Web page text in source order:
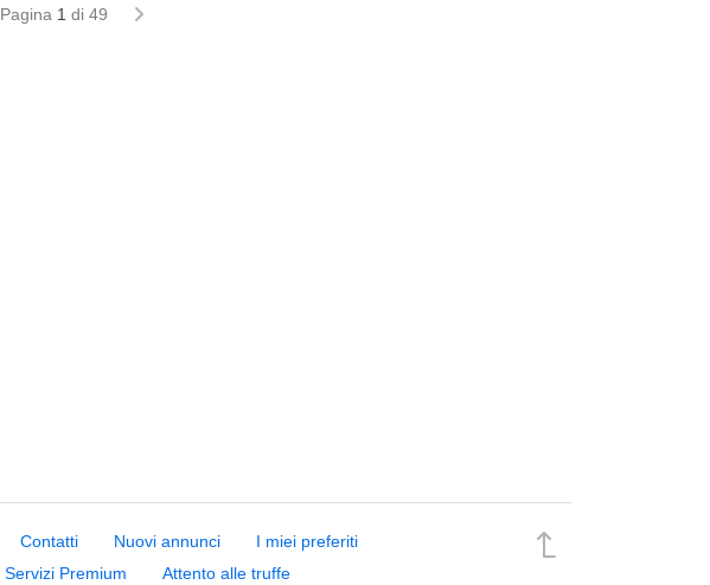
Pagina 1 di 49
Contatti Nuovi annunci
I miei preferiti
Servizi Premium Attento alle truffe